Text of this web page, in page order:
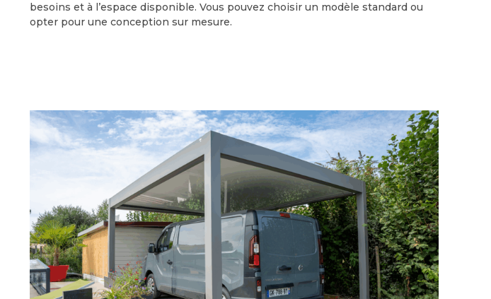
besoins et à l’espace disponible. Vous pouvez choisir un modèle standard ou
opter pour une conception sur mesure.